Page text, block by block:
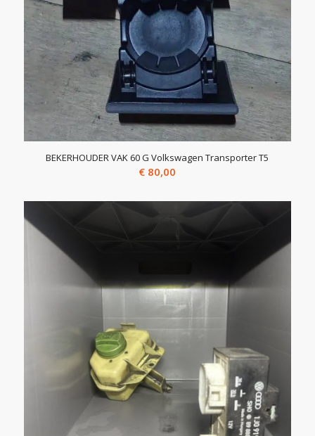
BEKERHOUDER VAK 60 G Volkswagen Transporter T5
€ 80,00